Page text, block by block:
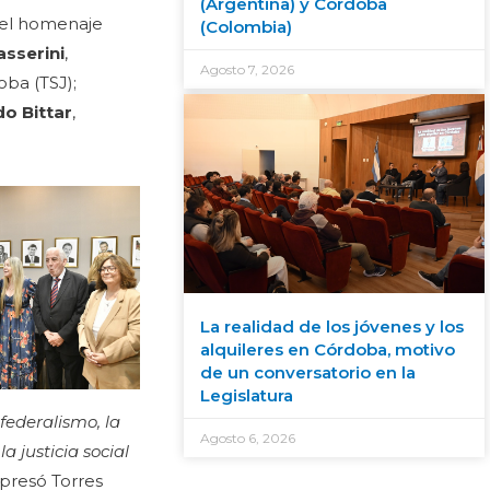
homenaje
,
(TSJ);
Bittar,
la
justicia social
Torres
(Colombia)
Agosto 7, 2026
La realidad de los jóvenes y los
alquileres en Córdoba, motivo
de un conversatorio en la
Legislatura
Agosto 6, 2026